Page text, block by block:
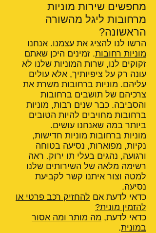
מחפשים שירות מוניות
מרחובות ליגל מהשורה
הראשונה?
הרשו לנו להציג את עצמנו. אנחנו
מוניות רחובות. זמינים היכן שאתם
זקוקים לנו, שרות המוניות שלנו לא
עונה רק על ציפיותיך, אלא עולים
עליהם. מוניות ברחובות משרת את
צרכיהם של תושבים ברחובות
והסביבה. כבר שנים רבות, מוניות
ברחובות מחויבים להיות הטובים
ביותר במה שאנחנו עושים.
מוניות ברחובות מוניות חדישות,
נקיות, מפוארות, נסיעה בטוחה
ורגועה, נהגים בעלי תו ירוק. ראה
רשימה מלאה של השירותים שלנו
למטה וצור איתנו קשר לקביעת
נסיעה.
כדאי לדעת אם להחזיק רכב פרטי או
להזמין מונית?
כדאי לדעת, מה מותר ומה אסור
במונית.